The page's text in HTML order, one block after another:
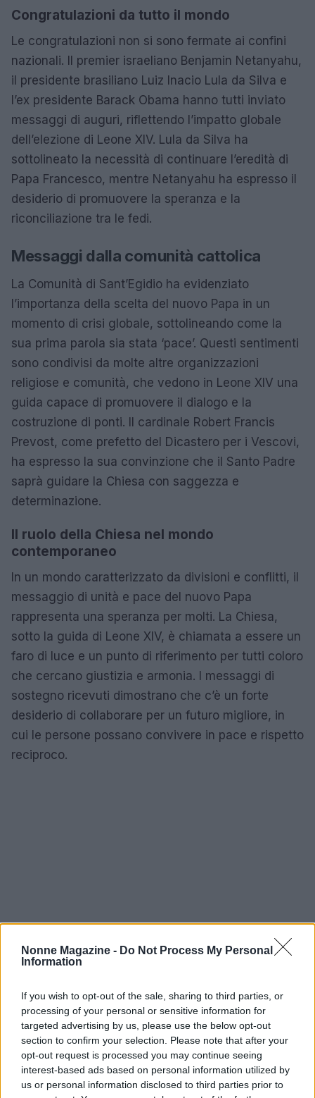
Nonne Magazine - Do Not Process My Personal
Information
If you wish to opt-out of the sale, sharing to third parties, or
processing of your personal or sensitive information for
targeted advertising by us, please use the below opt-out
section to confirm your selection. Please note that after your
opt-out request is processed you may continue seeing
interest-based ads based on personal information utilized by
us or personal information disclosed to third parties prior to
Congratulazioni da tutto il mondo
Le congratulazioni non si sono fermate ai confini
nazionali. Il premier israeliano Benjamin Netanyahu,
il presidente brasiliano Luiz Inacio Lula da Silva e
l’ex presidente Barack Obama hanno tutti inviato
messaggi di auguri, riflettendo l’impatto globale
dell’elezione di Leone XIV. Lula da Silva ha
sottolineato la necessità di continuare l’eredità di
Papa Francesco, mentre Netanyahu ha espresso il
desiderio di promuovere la speranza e la
riconciliazione tra le fedi.
Messaggi dalla comunità cattolica
La Comunità di Sant’Egidio ha evidenziato
l’importanza della scelta del nuovo Papa in un
momento di crisi globale, sottolineando come la
sua prima parola sia stata ‘pace’. Questi sentimenti
sono condivisi da molte altre organizzazioni
religiose e comunità, che vedono in Leone XIV una
guida capace di promuovere il dialogo e la
costruzione di ponti. Il cardinale Robert Francis
Prevost, come prefetto del Dicastero per i Vescovi,
ha espresso la sua convinzione che il Santo Padre
saprà guidare la Chiesa con saggezza e
determinazione.
Il ruolo della Chiesa nel mondo
contemporaneo
In un mondo caratterizzato da divisioni e conflitti, il
messaggio di unità e pace del nuovo Papa
rappresenta una speranza per molti. La Chiesa,
sotto la guida di Leone XIV, è chiamata a essere un
faro di luce e un punto di riferimento per tutti coloro
che cercano giustizia e armonia. I messaggi di
sostegno ricevuti dimostrano che c’è un forte
desiderio di collaborare per un futuro migliore, in
cui le persone possano convivere in pace e rispetto
reciproco.
AUTORE
AiAdhubMedia